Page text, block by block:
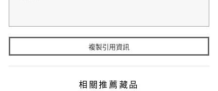
複製引用資訊
相關推薦藏品